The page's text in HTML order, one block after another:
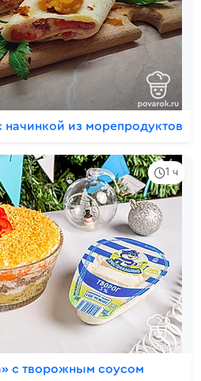
начинкой из морепродуктов
1 ч
с творожным соусом